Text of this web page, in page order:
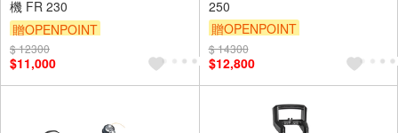
機 FR 230
贈OPENPOINT
$ 12300
$11,000
250
贈OPENPOINT
$ 14300
$12,800